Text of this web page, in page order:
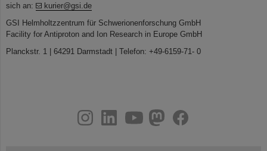
sich an:
kurier@gsi.de
GSI Helmholtzzentrum für Schwerionenforschung GmbH
Facility for Antiproton and Ion Research in Europe GmbH
Planckstr. 1 | 64291 Darmstadt | Telefon: +49-6159-71- 0
youtube
helmholtz.social
facebook